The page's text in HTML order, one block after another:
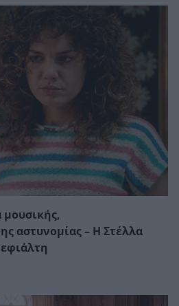
μουσικής,
αστυνομίας – Η Στέλλα